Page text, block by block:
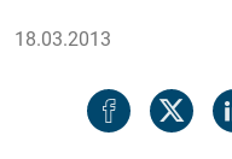
18.03.2013